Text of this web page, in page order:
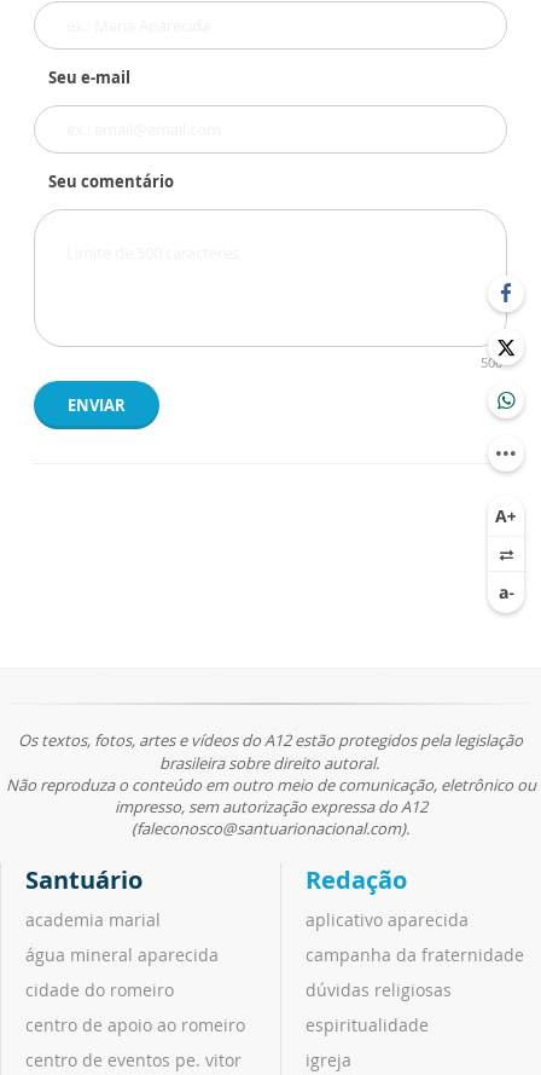
Seu e-mail
Seu comentário
500
ENVIAR
Os textos, fotos, artes e vídeos do A12 estão protegidos pela legislação
brasileira sobre direito autoral.
Não reproduza o conteúdo em outro meio de comunicação, eletrônico ou
impresso, sem autorização expressa do A12
(faleconosco@santuarionacional.com).
Santuário
academia marial
água mineral aparecida
cidade do romeiro
centro de apoio ao romeiro
centro de eventos pe. vitor
Redação
aplicativo aparecida
campanha da fraternidade
dúvidas religiosas
espiritualidade
igreja